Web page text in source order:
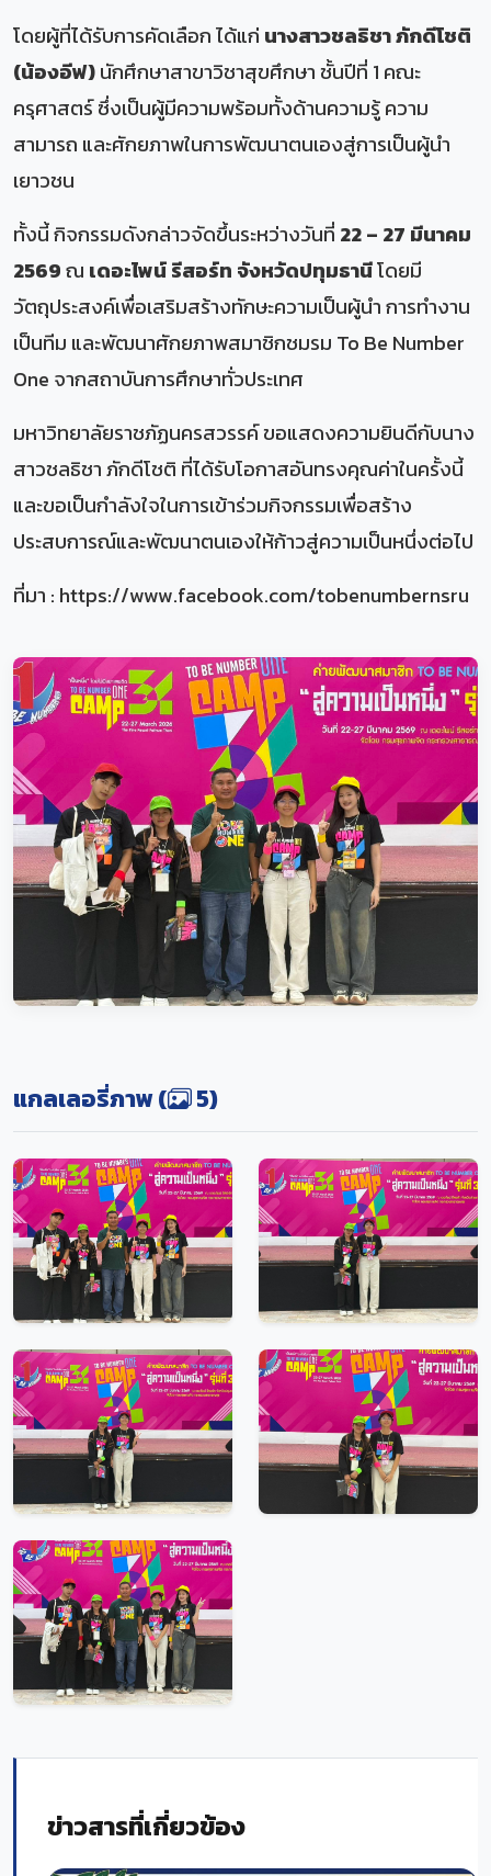
โดยผู้ที่ได้รับการคัดเลือก ได้แก่ นางสาวชลธิชา ภักดีโชติ
(น้องอีฟ)นักศึกษาสาขาวิชาสุขศึกษา ชั้นปีที่ 1 คณะ
ครุศาสตร์ ซึ่งเป็นผู้มีความพร้อมทั้งด้านความรู้ ความ
สามารถ และศักยภาพในการพัฒนาตนเองสู่การเป็นผู้นำ
เยาวชน
ทั้งนี้ กิจกรรมดังกล่าวจัดขึ้นระหว่างวันที่ 22 – 27 มีนาคม
2569ณ เดอะไพน์ รีสอร์ท จังหวัดปทุมธานีโดยมี
วัตถุประสงค์เพื่อเสริมสร้างทักษะความเป็นผู้นำ การทำงาน
เป็นทีม และพัฒนาศักยภาพสมาชิกชมรม To Be Number
One จากสถาบันการศึกษาทั่วประเทศ
มหาวิทยาลัยราชภัฏนครสวรรค์ ขอแสดงความยินดีกับนาง
สาวชลธิชา ภักดีโชติ ที่ได้รับโอกาสอันทรงคุณค่าในครั้งนี้
และขอเป็นกำลังใจในการเข้าร่วมกิจกรรมเพื่อสร้าง
ประสบการณ์และพัฒนาตนเองให้ก้าวสู่ความเป็นหนึ่งต่อไป
ที่มา : https://www.facebook.com/tobenumbernsru
แกลเลอรี่ภาพ ( 5)
ข่าวสารที่เกี่ยวข้อง